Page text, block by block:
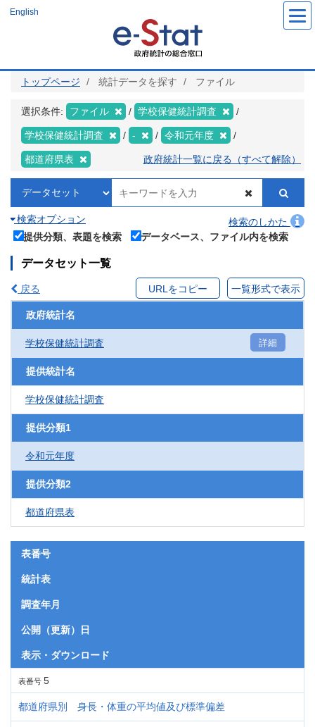
ツ
English
トップページ 統計データを探す ファイル
選択条件: ファイル 学校保健統計調査
学校保健統計調査 - 令和元年度
都道府県表 政府統計一覧に戻る（すべて解除）
検索オプション
検索のしかた
提供分類、表題を検索
データベース、ファイル内を検索
データセット一覧
戻る URLをコピー 一覧形式で表示
政府統計名
学校保健統計調査 詳細
提供統計名
学校保健統計調査
提供分類1
令和元年度
提供分類2
都道府県表
表番号
統計表
調査年月
公開（更新）日
表示・ダウンロード
表番号 5
都道府県別 身長・体重の平均値及び標準偏差